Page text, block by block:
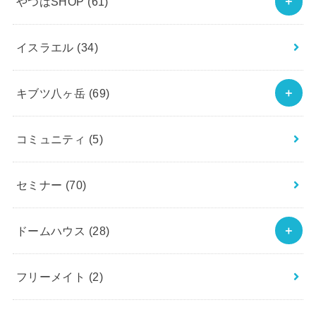
イスラエル (34)
キブツ八ヶ岳 (69)
コミュニティ (5)
セミナー (70)
ドームハウス (28)
フリーメイト (2)